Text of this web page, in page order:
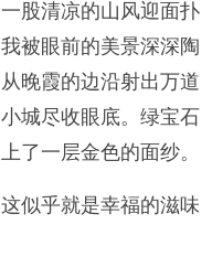
股清凉的山风迎面扑
被眼前的美景深深陶
晚霞的边沿射出万道
城尽收眼底。绿宝石
了一层金色的面纱。
似乎就是幸福的滋味